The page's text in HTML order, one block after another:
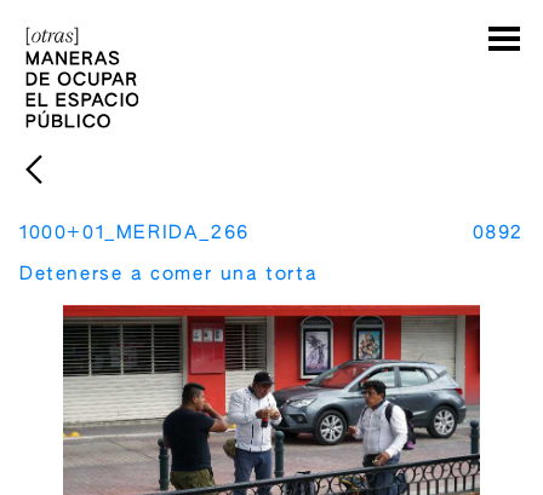
1000+01_MERIDA_266 0892
Detenerse a comer una torta